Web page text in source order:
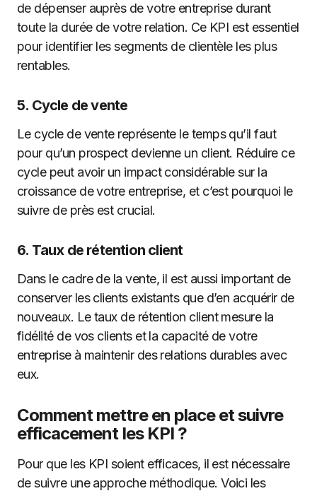
de dépenser auprès de votre entreprise durant
toute la durée de votre relation. Ce KPI est essentiel
pour identifier les segments de clientèle les plus
rentables.
5. Cycle de vente
Le cycle de vente représente le temps qu’il faut
pour qu’un prospect devienne un client. Réduire ce
cycle peut avoir un impact considérable sur la
croissance de votre entreprise, et c’est pourquoi le
suivre de près est crucial.
6. Taux de rétention client
Dans le cadre de la vente, il est aussi important de
conserver les clients existants que d’en acquérir de
nouveaux. Le taux de rétention client mesure la
fidélité de vos clients et la capacité de votre
entreprise à maintenir des relations durables avec
eux.
Comment mettre en place et suivre
efficacement les KPI ?
Pour que les KPI soient efficaces, il est nécessaire
de suivre une approche méthodique. Voici les